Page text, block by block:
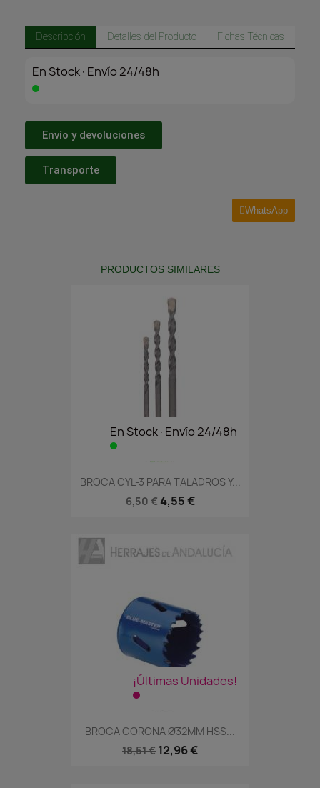
Descripción Detalles del Producto Fichas Técnicas
En Stock·Envío 24/48h
Envío y devoluciones
Transporte
WhatsApp
PRODUCTOS SIMILARES
En Stock·Envío 24/48h
BROCA CYL-3 PARA TALADROS Y...
6,50 € 4,55 €
¡Últimas Unidades!
BROCA CORONA Ø32MM HSS...
18,51 € 12,96 €